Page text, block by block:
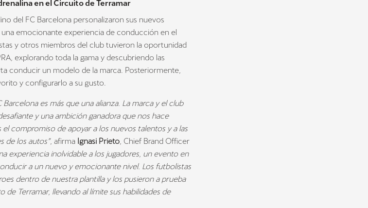
en el Circuito de Terramar
del FC Barcelona personalizaron sus nuevos
emocionante experiencia de conducción en el
y otros miembros del club tuvieron la oportunidad
explorando toda la gama y descubriendo las
conducir un modelo de la marca. Posteriormente,
y configurarlo a su gusto.
es más que una alianza. La marca y el club
y una ambición ganadora que nos hace
compromiso de apoyar a los nuevos talentos y a las
de los autos”, afirma Ignasi Prieto , Chief Brand Officer
experiencia inolvidable a los jugadores, un evento en
a un nuevo y emocionante nivel. Los futbolistas
dentro de nuestra plantilla y los pusieron a prueba
Terramar, llevando al límite sus habilidades de